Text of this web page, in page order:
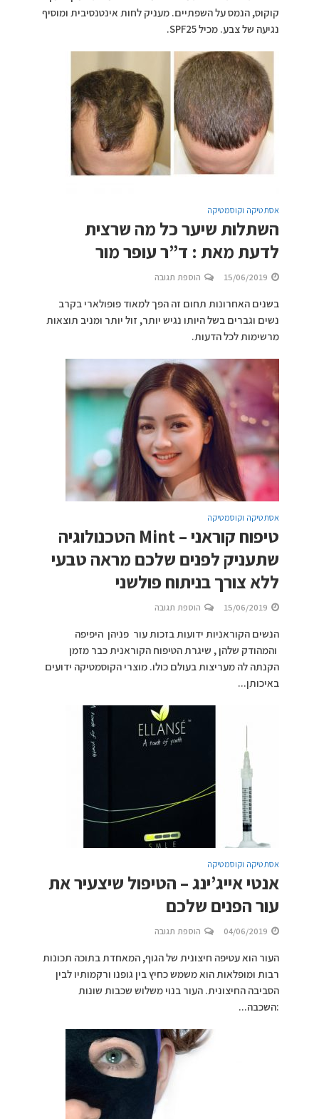
קוקוס, הנמס על השפתיים. מעניק לחות אינטנסיבית ומוסיף
נגיעה של צבע. מכיל SPF25.
אסתטיקה וקוסמטיקה
השתלות שיער כל מה שרצית
לדעת מאת : ד”ר עופר מור
15/06/2019 הוספת תגובה
בשנים האחרונות תחום זה הפך למאוד פופולארי בקרב
נשים וגברים בשל היותו נגיש יותר, זול יותר ומניב תוצאות
מרשימות לכל הדעות.
אסתטיקה וקוסמטיקה
טיפוח קוראני – Mint הטכנולוגיה
שתעניק לפנים שלכם מראה טבעי
ללא צורך בניתוח פולשני
15/06/2019 הוספת תגובה
הנשים הקוראניות ידועות בזכות עור פניהן היפיפה
והמהודק שלהן , שיגרת הטיפוח הקוראנית כבר מזמן
הקנתה לה מעריצות בעולם כולו. מוצרי הקוסמטיקה ידועים
באיכותן...
אסתטיקה וקוסמטיקה
אנטי אייג’ינג – הטיפול שיצעיר את
עור הפנים שלכם
04/06/2019 הוספת תגובה
העור הוא עטיפה חיצונית של הגוף, המאחדת בתוכה תכונות
רבות ומופלאות הוא משמש כחיץ בין גופנו ורקמותיו לבין
הסביבה החיצונית. העור בנוי משלוש שכבות שונות
:השכבה...